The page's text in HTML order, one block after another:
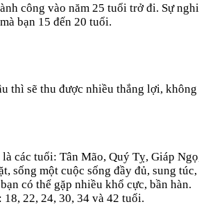
công vào năm 25 tuổi trở đi. Sự
bạn 15 đến 20 tuổi.
thì sẽ thu được nhiều thắng lợi,
các tuổi: Tân Mão, Quý Tỵ, Giáp
sống một cuộc sống đầy đủ, sung
có thể gặp nhiều khổ cực, bần hàn.
22, 24, 30, 34 và 42 tuổi.